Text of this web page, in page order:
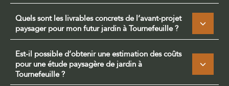
Quels sont les livrables concrets de l’avant-projet
paysager pour mon futur jardin à Tournefeuille ?
Est-il possible d’obtenir une estimation des coûts
pour une étude paysagère de jardin à
Tournefeuille ?